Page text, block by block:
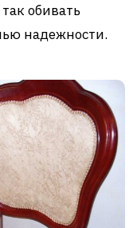
обивать
надежности.